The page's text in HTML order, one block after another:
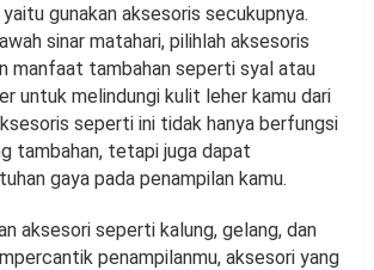
gunakan aksesoris secukupnya.
sinar matahari, pilihlah aksesoris
manfaat tambahan seperti syal atau
untuk melindungi kulit leher kamu dari
seperti ini tidak hanya berfungsi
tambahan, tetapi juga dapat
gaya pada penampilan kamu.
aksesori seperti kalung, gelang, dan
penampilanmu, aksesori yang